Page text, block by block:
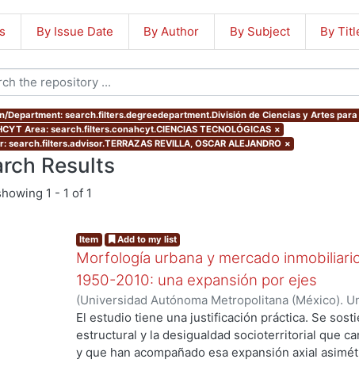
By Issue Date By Author By Subject By
Department: search.filters.degreedepartment.División de Ciencias y Artes para
Area: search.filters.conahcyt.CIENCIAS TECNOLÓGICAS ×
search.filters.advisor.TERRAZAS REVILLA, OSCAR ALEJANDRO ×
Results
1 - 1 of 1
Item Add to my list
Morfología urbana y mercado
1950-2010: una expansión por ejes
(Universidad Autónoma Metropolitana (México).
de Servicios de Información.,2016-05-25 )Ejea
El estudio tiene una justificación práctica. Se
estructural y la desigualdad socioterritorial que
y que han acompañado esa expansión axial